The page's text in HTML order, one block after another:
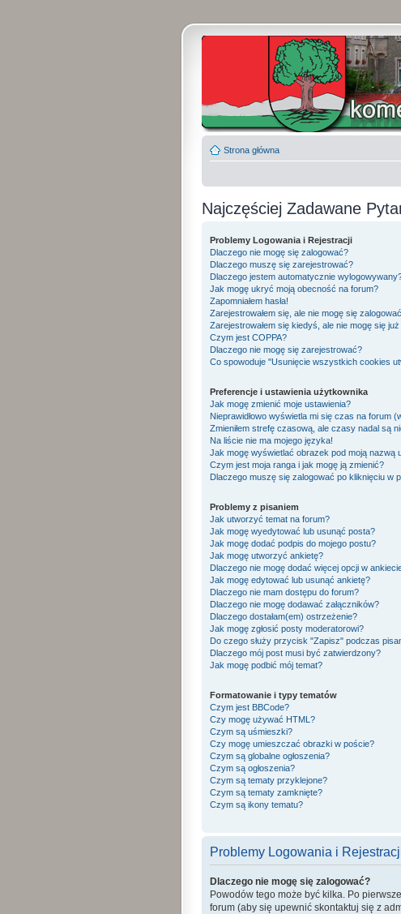
Strona główna
Najczęściej Zadawane
Problemy Logowania i Rejestracji
Dlaczego nie mogę się zalogować?
Dlaczego muszę się zarejestrować?
Dlaczego jestem automatycznie
Jak mogę ukryć moją obecność na forum?
Zapomniałem hasła!
Zarejestrowałem się, ale nie mogę się
Zarejestrowałem się kiedyś, ale nie mogę się
Czym jest COPPA?
Dlaczego nie mogę się zarejestrować?
Co spowoduje "Usunięcie wszystkich cookies
Preferencje i ustawienia użytkownika
Jak mogę zmienić moje ustawienia?
Nieprawidłowo wyświetla mi się czas na forum
Zmieniłem strefę czasową, ale czasy nadal są
Na liście nie ma mojego języka!
Jak mogę wyświetlać obrazek pod moją nazwą
Czym jest moja ranga i jak mogę ją zmienić?
Dlaczego muszę się zalogować po kliknięciu w
Problemy z pisaniem
Jak utworzyć temat na forum?
Jak mogę wyedytować lub usunąć posta?
Jak mogę dodać podpis do mojego postu?
Jak mogę utworzyć ankietę?
Dlaczego nie mogę dodać więcej opcji w
Jak mogę edytować lub usunąć ankietę?
Dlaczego nie mam dostępu do forum?
Dlaczego nie mogę dodawać załączników?
Dlaczego dostałam(em) ostrzeżenie?
Jak mogę zgłosić posty moderatorowi?
Do czego służy przycisk "Zapisz" podczas
Dlaczego mój post musi być zatwierdzony?
Jak mogę podbić mój temat?
Formatowanie i typy tematów
Czym jest BBCode?
Czy mogę używać HTML?
Czym są uśmieszki?
Czy mogę umieszczać obrazki w poście?
Czym są globalne ogłoszenia?
Czym są ogłoszenia?
Czym są tematy przyklejone?
Czym są tematy zamknięte?
Czym są ikony tematu?
Problemy Logowania i
Dlaczego nie mogę się zalogować?
Powodów tego może być kilka. Po
forum (aby się upewnić skontaktuj się z